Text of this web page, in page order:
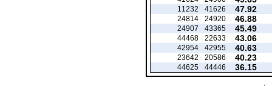
47.92
41626
11232
46.88
24920
24814
45.49
43365
24907
43.06
22633
44468
40.63
42955
42954
40.23
20586
23642
36.15
44446
44625